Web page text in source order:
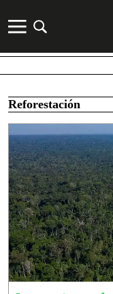
Reforestación